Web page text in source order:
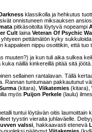
klassikolla ja hehkutus
onnistuneen miksauksen
pitkäsoitolta löytyvä nopeampi
Cult laina Veteran Of Psychic
pettämätön kyky
nippu osoittikin, että tuo
muuten?) ja kun tuli aika sulkea
näillä kinkereillä pitää sitä jöötä.
sellainen rantalavan. Tällä
Rannan tuntumaan pakkautunut
(kitara), Viikatemies (kitara),
myös Puijon Perkele (laulu)
tuntui löytävän oitis laumoittain
tyystin vieraita juhlaväelle.
valssi, hakkaavasti etenevä